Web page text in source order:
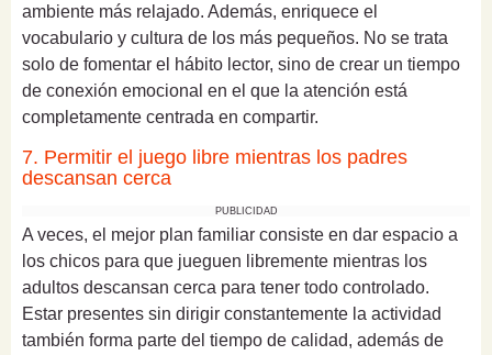
ambiente más relajado. Además, enriquece el
vocabulario y cultura de los más pequeños. No se trata
solo de fomentar el hábito lector, sino de crear un tiempo
de conexión emocional en el que la atención está
completamente centrada en compartir.
7. Permitir el juego libre mientras los padres
descansan cerca
PUBLICIDAD
A veces, el mejor plan familiar consiste en dar espacio a
los chicos para que jueguen libremente mientras los
adultos descansan cerca para tener todo controlado.
Estar presentes sin dirigir constantemente la actividad
también forma parte del tiempo de calidad, además de